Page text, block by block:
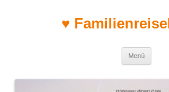
♥
Menü